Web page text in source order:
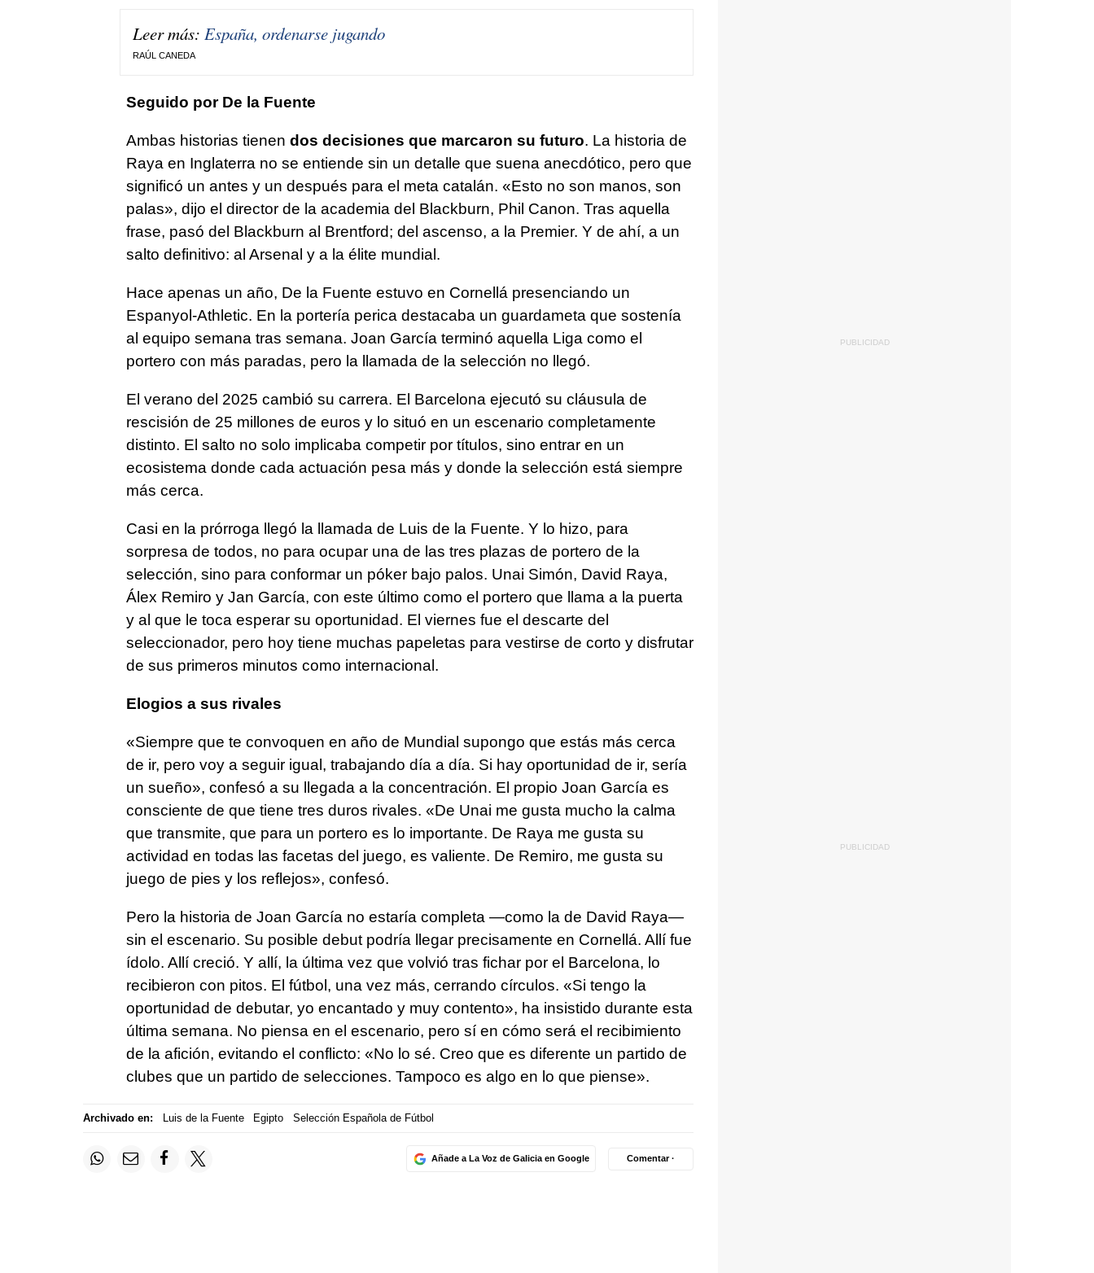
Leer más: España, ordenarse jugando
RAÚL CANEDA
Seguido por De la Fuente
Ambas historias tienen dos decisiones que marcaron su futuro. La historia de
Raya en Inglaterra no se entiende sin un detalle que suena anecdótico, pero que
significó un antes y un después para el meta catalán. «Esto no son manos, son
palas», dijo el director de la academia del Blackburn, Phil Canon. Tras aquella
frase, pasó del Blackburn al Brentford; del ascenso, a la Premier. Y de ahí, a un
salto definitivo: al Arsenal y a la élite mundial.
Hace apenas un año, De la Fuente estuvo en Cornellá presenciando un
Espanyol-Athletic. En la portería perica destacaba un guardameta que sostenía
al equipo semana tras semana. Joan García terminó aquella Liga como el
portero con más paradas, pero la llamada de la selección no llegó.
El verano del 2025 cambió su carrera. El Barcelona ejecutó su cláusula de
rescisión de 25 millones de euros y lo situó en un escenario completamente
distinto. El salto no solo implicaba competir por títulos, sino entrar en un
ecosistema donde cada actuación pesa más y donde la selección está siempre
más cerca.
Casi en la prórroga llegó la llamada de Luis de la Fuente. Y lo hizo, para
sorpresa de todos, no para ocupar una de las tres plazas de portero de la
selección, sino para conformar un póker bajo palos. Unai Simón, David Raya,
Álex Remiro y Jan García, con este último como el portero que llama a la puerta
y al que le toca esperar su oportunidad. El viernes fue el descarte del
seleccionador, pero hoy tiene muchas papeletas para vestirse de corto y disfrutar
de sus primeros minutos como internacional.
Elogios a sus rivales
«Siempre que te convoquen en año de Mundial supongo que estás más cerca
de ir, pero voy a seguir igual, trabajando día a día. Si hay oportunidad de ir, sería
un sueño», confesó a su llegada a la concentración. El propio Joan García es
consciente de que tiene tres duros rivales. «De Unai me gusta mucho la calma
que transmite, que para un portero es lo importante. De Raya me gusta su
actividad en todas las facetas del juego, es valiente. De Remiro, me gusta su
juego de pies y los reflejos», confesó.
Pero la historia de Joan García no estaría completa —como la de David Raya—
sin el escenario. Su posible debut podría llegar precisamente en Cornellá. Allí fue
ídolo. Allí creció. Y allí, la última vez que volvió tras fichar por el Barcelona, lo
recibieron con pitos. El fútbol, una vez más, cerrando círculos. «Si tengo la
oportunidad de debutar, yo encantado y muy contento», ha insistido durante esta
última semana. No piensa en el escenario, pero sí en cómo será el recibimiento
de la afición, evitando el conflicto: «No lo sé. Creo que es diferente un partido de
clubes que un partido de selecciones. Tampoco es algo en lo que piense».
Archivado en: Luis de la Fuente Egipto Selección Española de Fútbol
Añade a La Voz de Galicia en Google Comentar ·